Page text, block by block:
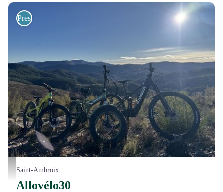
Allovélo30 - location de vélos et VTT électriques à Saint-Ambroix - Allovélo30
Prestataires pleine nature
Saint-Ambroix
Allovélo30